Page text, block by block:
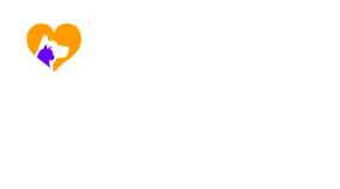
contenido